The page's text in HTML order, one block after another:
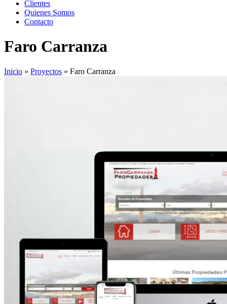
Clientes
Quienes Somos
Contacto
Faro Carranza
Inicio » Proyectos » Faro Carranza